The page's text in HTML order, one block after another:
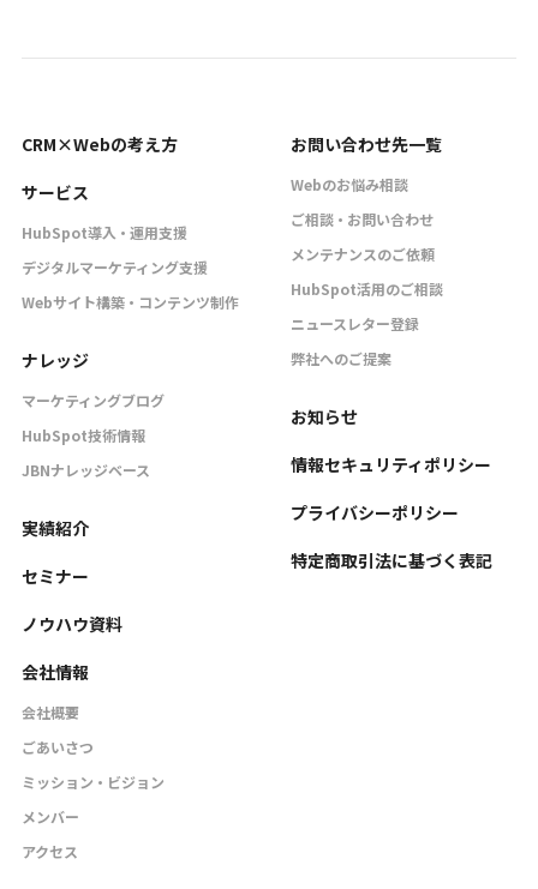
CRM×Webの考え方
サービス
HubSpot導入・運用支援
デジタルマーケティング支援
Webサイト構築・コンテンツ制作
ナレッジ
マーケティングブログ
HubSpot技術情報
JBNナレッジベース
実績紹介
セミナー
ノウハウ資料
会社情報
会社概要
ごあいさつ
ミッション・ビジョン
メンバー
アクセス
お問い合わせ先一覧
Webのお悩み相談
ご相談・お問い合わせ
メンテナンスのご依頼
HubSpot活用のご相談
ニュースレター登録
弊社へのご提案
お知らせ
情報セキュリティポリシー
プライバシーポリシー
特定商取引法に基づく表記